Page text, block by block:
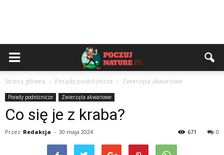
Strona główna Porady podróżnicze Zwierzęta akwariowe
Porady podróżnicze Zwierzęta akwariowe
Co się je z kraba?
Przez Redakcja - 30 maja 2024 0
671